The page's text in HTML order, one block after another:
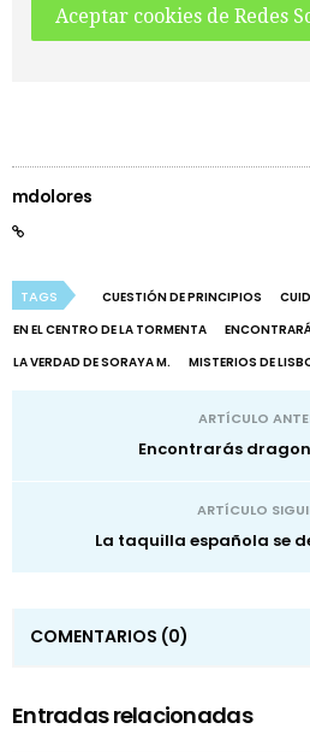
Aceptar cookies de Redes
mdolores
TAGS CUESTIÓN DE PRINCIPIOS
EN EL CENTRO DE LA TORMENTA
LA VERDAD DE SORAYA M.
MISTERIOS DE
ARTÍCULO
Encontrarás
ARTÍCULO
La taquilla española se
COMENTARIOS (0)
Entradas relacionadas